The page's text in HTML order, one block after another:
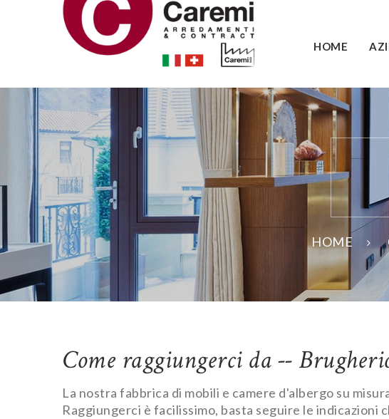
HOME
HOME
Come raggiungerci da --
La nostra fabbrica di mobili e camere d'albergo su
Raggiungerci è facilissimo, basta seguire le indicazioni